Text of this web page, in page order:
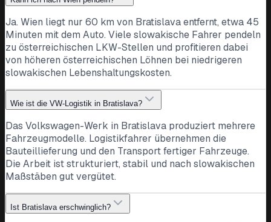
Ja. Wien liegt nur 60 km von Bratislava entfernt, etwa 45
Minuten mit dem Auto. Viele slowakische Fahrer pendeln
zu österreichischen LKW-Stellen und profitieren dabei
von höheren österreichischen Löhnen bei niedrigeren
slowakischen Lebenshaltungskosten.
Wie ist die VW-Logistik in Bratislava?
Das Volkswagen-Werk in Bratislava produziert mehrere
Fahrzeugmodelle. Logistikfahrer übernehmen die
Bauteillieferung und den Transport fertiger Fahrzeuge.
Die Arbeit ist strukturiert, stabil und nach slowakischen
Maßstäben gut vergütet.
Ist Bratislava erschwinglich?